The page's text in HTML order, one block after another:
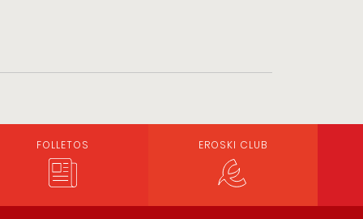
FOLLETOS EROSKI CLUB